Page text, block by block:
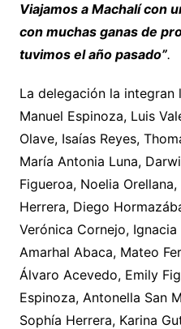
Viajamos a Machalí con
con muchas ganas de
tuvimos el año pasado”.
La delegación la
Manuel Espinoza, Luis
Olave, Isaías Reyes,
María Antonia Luna,
Figueroa, Noelia
Herrera, Diego
Verónica Cornejo,
Amarhal Abaca, Mateo
Álvaro Acevedo, Emily
Espinoza, Antonella San
Sophía Herrera, Karina